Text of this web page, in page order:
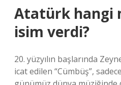
Atatürk hangi
isim verdi?
20. yüzyılın başlarında
icat edilen “Cümbüş”,